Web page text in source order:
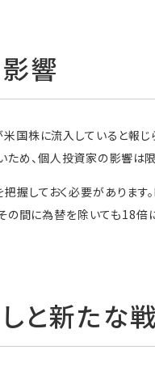
響
国株に流入していると報じ
め、個人投資家の影響は限
握しておく必要がありま
間に為替を除いても18倍
と新たな